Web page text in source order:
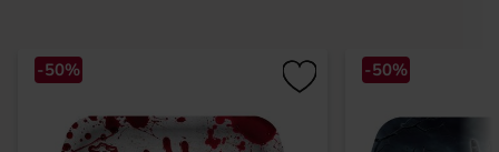
-50% -50%